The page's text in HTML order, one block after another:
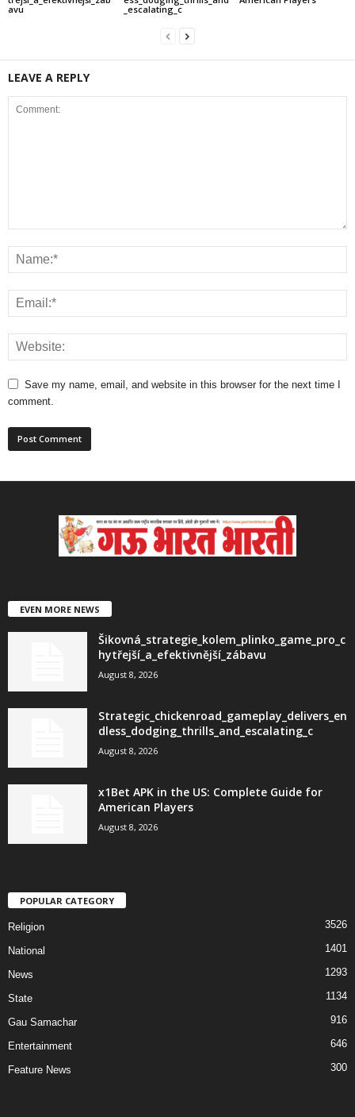
avu
_escalating_c
LEAVE A REPLY
Save my name, email, and website in this browser for the next time I
comment.
EVEN MORE NEWS
Šikovná_strategie_kolem_plinko_game_pro_c
hytřejší_a_efektivnější_zábavu
August 8, 2026
Strategic_chickenroad_gameplay_delivers_en
dless_dodging_thrills_and_escalating_c
August 8, 2026
x1Bet APK in the US: Complete Guide for
American Players
August 8, 2026
POPULAR CATEGORY
Religion 3526
National 1401
News 1293
State 1134
Gau Samachar 916
Entertainment 646
Feature News 300